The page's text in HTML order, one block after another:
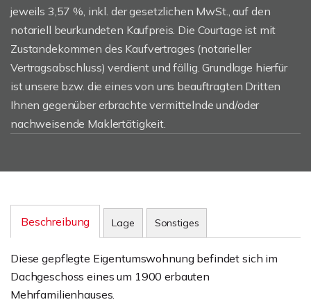
jeweils 3,57 %, inkl. der gesetzlichen MwSt., auf den
notariell beurkundeten Kaufpreis. Die Courtage ist mit
Zustandekommen des Kaufvertrages (notarieller
Vertragsabschluss) verdient und fällig. Grundlage hierfür
ist unsere bzw. die eines von uns beauftragten Dritten
Ihnen gegenüber erbrachte vermittelnde und/oder
nachweisende Maklertätigkeit.
Beschreibung Lage Sonstiges
Diese gepflegte Eigentumswohnung befindet sich im
Dachgeschoss eines um 1900 erbauten
Mehrfamilienhauses.